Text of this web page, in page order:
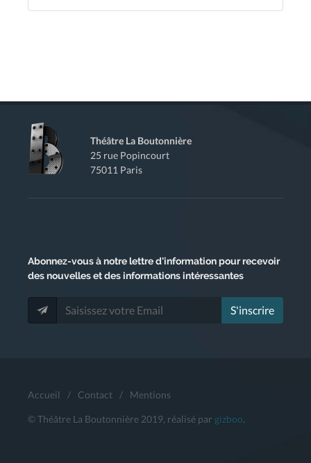
Théâtre La Boutonnière
25 rue Popincourt
75011 Paris
Abonnez-vousà notre lettre d'information pour recevoir
des nouvelles et des informations intéressantes
S'inscrire
Accueil / Contact / Mentions
© Théâtre La Boutonnière 2019, réalisé par gizboo.